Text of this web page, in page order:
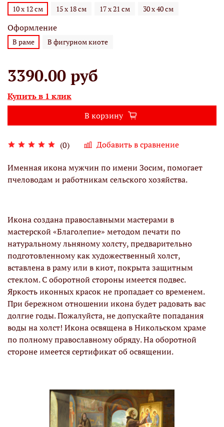
(0) Добавить в сравнение
10 х 12 см 15 х 18 см 17 х 21 см 30 х 40 см
Оформление
В раме В фигурном киоте
3390.00 руб
Купить в 1 клик
В корзину
Именная икона мужчин по имени Зосим, помогает
пчеловодам и работникам сельского хозяйства.
Икона создана православными мастерами в
мастерской «Благолепие» методом печати по
натуральному льняному холсту, предварительно
подготовленному как художественный холст,
вставлена в раму или в киот, покрыта защитным
стеклом. С оборотной стороны имеется подвес.
Яркость иконных красок не пропадает со временем.
При бережном отношении икона будет радовать вас
долгие годы. Пожалуйста, не допускайте попадания
воды на холст! Икона освящена в Никольском храме
по полному православному обряду. На оборотной
стороне имеется сертификат об освящении.